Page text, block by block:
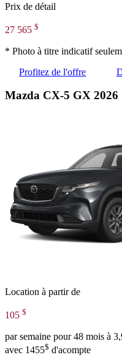
Prix de détail
27 565 $
* Photo à titre indicatif
Profitez de l'offre
Mazda CX-5 GX 2026
Location à partir de
105 $
par semaine pour 48 mois à
avec 1455$ d'acompte